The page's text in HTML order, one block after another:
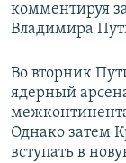
комментируя
Владимира
Во вторник
ядерный
Однако затем
вступать в